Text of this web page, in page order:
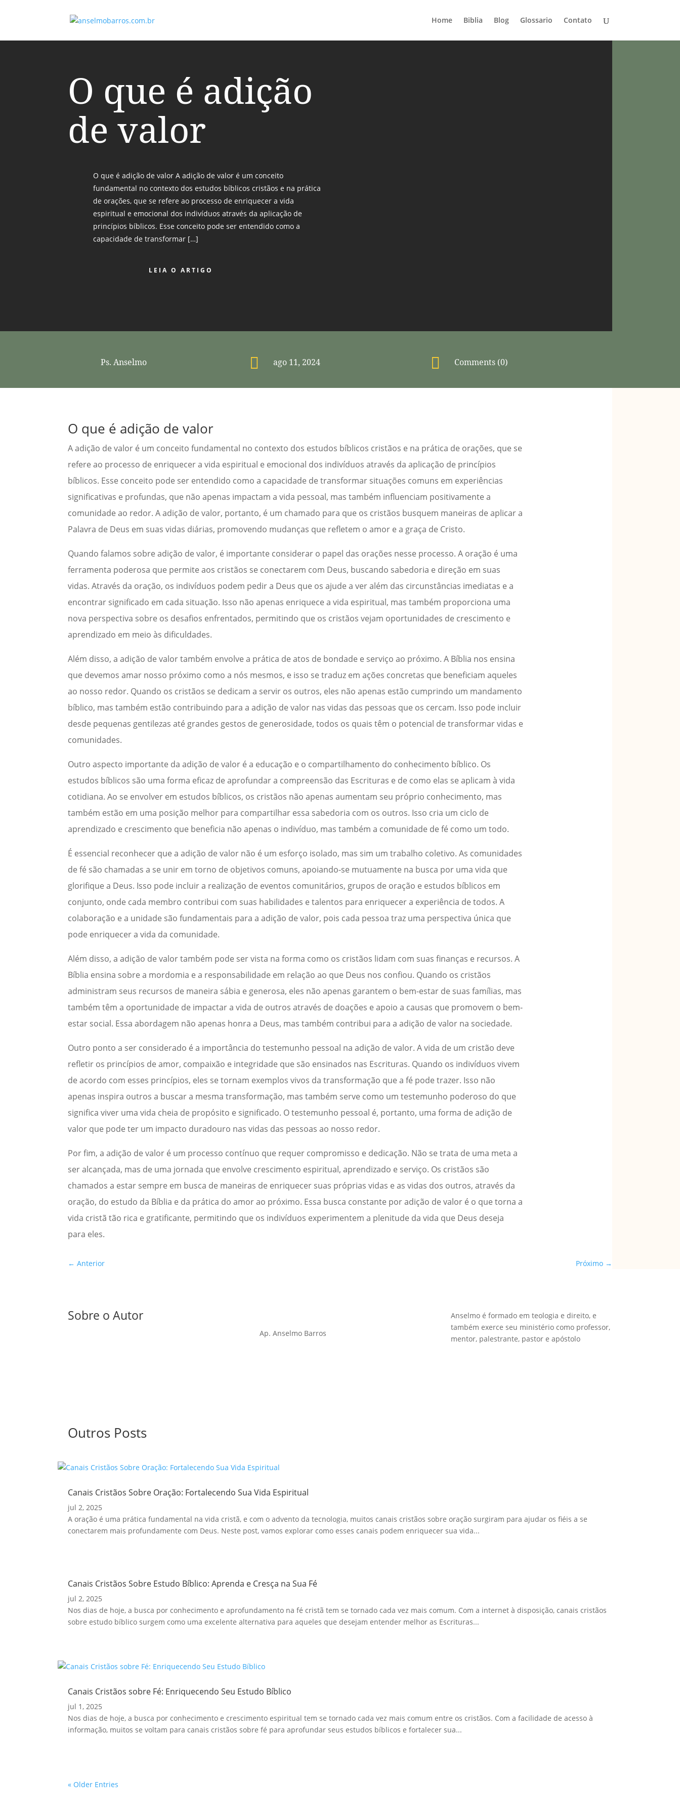
Home Biblia Blog Glossario Contato
O que é adição
de valor
O que é adição de valor A adição de valor é um conceito
fundamental no contexto dos estudos bíblicos cristãos e na prática
de orações, que se refere ao processo de enriquecer a vida
espiritual e emocional dos indivíduos através da aplicação de
princípios bíblicos. Esse conceito pode ser entendido como a
capacidade de transformar […]
LEIA O ARTIGO
Ps. Anselmo  ago 11, 2024  Comments (0)
O que é adição de valor
A adição de valor é um conceito fundamental no contexto dos estudos bíblicos cristãos e na prática de orações, que se
refere ao processo de enriquecer a vida espiritual e emocional dos indivíduos através da aplicação de princípios
bíblicos. Esse conceito pode ser entendido como a capacidade de transformar situações comuns em experiências
significativas e profundas, que não apenas impactam a vida pessoal, mas também influenciam positivamente a
comunidade ao redor. A adição de valor, portanto, é um chamado para que os cristãos busquem maneiras de aplicar a
Palavra de Deus em suas vidas diárias, promovendo mudanças que refletem o amor e a graça de Cristo.
Quando falamos sobre adição de valor, é importante considerar o papel das orações nesse processo. A oração é uma
ferramenta poderosa que permite aos cristãos se conectarem com Deus, buscando sabedoria e direção em suas
vidas. Através da oração, os indivíduos podem pedir a Deus que os ajude a ver além das circunstâncias imediatas e a
encontrar significado em cada situação. Isso não apenas enriquece a vida espiritual, mas também proporciona uma
nova perspectiva sobre os desafios enfrentados, permitindo que os cristãos vejam oportunidades de crescimento e
aprendizado em meio às dificuldades.
Além disso, a adição de valor também envolve a prática de atos de bondade e serviço ao próximo. A Bíblia nos ensina
que devemos amar nosso próximo como a nós mesmos, e isso se traduz em ações concretas que beneficiam aqueles
ao nosso redor. Quando os cristãos se dedicam a servir os outros, eles não apenas estão cumprindo um mandamento
bíblico, mas também estão contribuindo para a adição de valor nas vidas das pessoas que os cercam. Isso pode incluir
desde pequenas gentilezas até grandes gestos de generosidade, todos os quais têm o potencial de transformar vidas e
comunidades.
Outro aspecto importante da adição de valor é a educação e o compartilhamento do conhecimento bíblico. Os
estudos bíblicos são uma forma eficaz de aprofundar a compreensão das Escrituras e de como elas se aplicam à vida
cotidiana. Ao se envolver em estudos bíblicos, os cristãos não apenas aumentam seu próprio conhecimento, mas
também estão em uma posição melhor para compartilhar essa sabedoria com os outros. Isso cria um ciclo de
aprendizado e crescimento que beneficia não apenas o indivíduo, mas também a comunidade de fé como um todo.
É essencial reconhecer que a adição de valor não é um esforço isolado, mas sim um trabalho coletivo. As comunidades
de fé são chamadas a se unir em torno de objetivos comuns, apoiando-se mutuamente na busca por uma vida que
glorifique a Deus. Isso pode incluir a realização de eventos comunitários, grupos de oração e estudos bíblicos em
conjunto, onde cada membro contribui com suas habilidades e talentos para enriquecer a experiência de todos. A
colaboração e a unidade são fundamentais para a adição de valor, pois cada pessoa traz uma perspectiva única que
pode enriquecer a vida da comunidade.
Além disso, a adição de valor também pode ser vista na forma como os cristãos lidam com suas finanças e recursos. A
Bíblia ensina sobre a mordomia e a responsabilidade em relação ao que Deus nos confiou. Quando os cristãos
administram seus recursos de maneira sábia e generosa, eles não apenas garantem o bem-estar de suas famílias, mas
também têm a oportunidade de impactar a vida de outros através de doações e apoio a causas que promovem o bem-
estar social. Essa abordagem não apenas honra a Deus, mas também contribui para a adição de valor na sociedade.
Outro ponto a ser considerado é a importância do testemunho pessoal na adição de valor. A vida de um cristão deve
refletir os princípios de amor, compaixão e integridade que são ensinados nas Escrituras. Quando os indivíduos vivem
de acordo com esses princípios, eles se tornam exemplos vivos da transformação que a fé pode trazer. Isso não
apenas inspira outros a buscar a mesma transformação, mas também serve como um testemunho poderoso do que
significa viver uma vida cheia de propósito e significado. O testemunho pessoal é, portanto, uma forma de adição de
valor que pode ter um impacto duradouro nas vidas das pessoas ao nosso redor.
Por fim, a adição de valor é um processo contínuo que requer compromisso e dedicação. Não se trata de uma meta a
ser alcançada, mas de uma jornada que envolve crescimento espiritual, aprendizado e serviço. Os cristãos são
chamados a estar sempre em busca de maneiras de enriquecer suas próprias vidas e as vidas dos outros, através da
oração, do estudo da Bíblia e da prática do amor ao próximo. Essa busca constante por adição de valor é o que torna a
vida cristã tão rica e gratificante, permitindo que os indivíduos experimentem a plenitude da vida que Deus deseja
para eles.
←Anterior Próximo→
Sobre o Autor
Ap. Anselmo Barros
Anselmo é formado em teologia e direito, e
também exerce seu ministério como professor,
mentor, palestrante, pastor e apóstolo
Outros Posts
Canais Cristãos Sobre Oração: Fortalecendo Sua Vida Espiritual
jul 2, 2025
A oração é uma prática fundamental na vida cristã, e com o advento da tecnologia, muitos canais cristãos sobre oração surgiram para ajudar os fiéis a se
conectarem mais profundamente com Deus. Neste post, vamos explorar como esses canais podem enriquecer sua vida...
Canais Cristãos Sobre Estudo Bíblico: Aprenda e Cresça na Sua Fé
jul 2, 2025
Nos dias de hoje, a busca por conhecimento e aprofundamento na fé cristã tem se tornado cada vez mais comum. Com a internet à disposição, canais cristãos
sobre estudo bíblico surgem como uma excelente alternativa para aqueles que desejam entender melhor as Escrituras...
Canais Cristãos sobre Fé: Enriquecendo Seu Estudo Bíblico
jul 1, 2025
Nos dias de hoje, a busca por conhecimento e crescimento espiritual tem se tornado cada vez mais comum entre os cristãos. Com a facilidade de acesso à
informação, muitos se voltam para canais cristãos sobre fé para aprofundar seus estudos bíblicos e fortalecer sua...
« Older Entries